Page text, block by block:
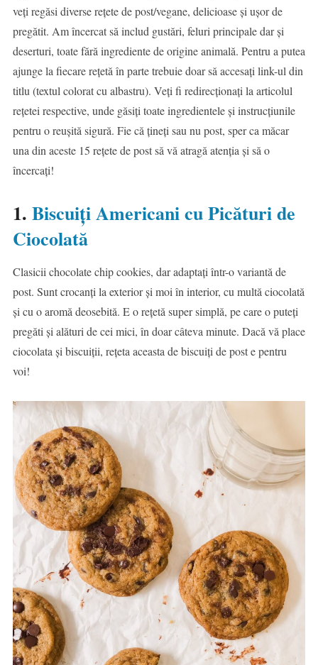
veți regăsi diverse rețete de post/vegane, delicioase și ușor de
pregătit. Am încercat să includ gustări, feluri principale dar și
deserturi, toate fără ingrediente de origine animală. Pentru a putea
ajunge la fiecare rețetă în parte trebuie doar să accesați link-ul din
titlu (textul colorat cu albastru). Veți fi redirecționați la articolul
rețetei respective, unde găsiți toate ingredientele și instrucțiunile
pentru o reușită sigură. Fie că țineți sau nu post, sper ca măcar
una din aceste 15 rețete de post să vă atragă atenția și să o
încercați!
1. Biscuiți Americani cu Picături de
Ciocolată
Clasicii chocolate chip cookies, dar adaptați într-o variantă de
post. Sunt crocanți la exterior și moi în interior, cu multă ciocolată
și cu o aromă deosebită. E o rețetă super simplă, pe care o puteți
pregăti și alături de cei mici, în doar câteva minute. Dacă vă place
ciocolata și biscuiții, rețeta aceasta de biscuiți de post e pentru
voi!